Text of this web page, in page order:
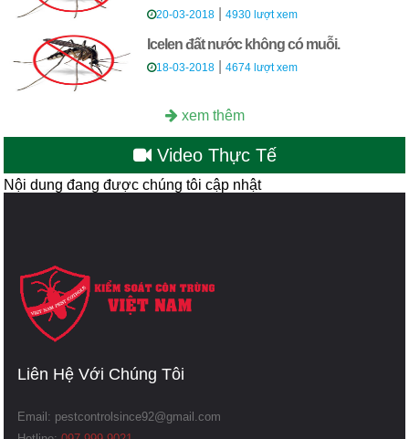
20-03-2018| 4930 lượt xem
Icelen đất nước không có muỗi.
18-03-2018| 4674 lượt xem
xem thêm
Video Thực Tế
Nội dung đang được chúng tôi cập nhật
Liên Hệ Với Chúng Tôi
Email: pestcontrolsince92@gmail.com